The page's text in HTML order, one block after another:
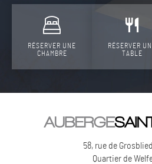
RÉSERVER UNE
CHAMBRE
RÉSERVER
TABLE
58, rue de
Quartier de